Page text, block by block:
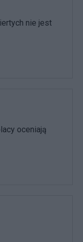
nie jest
oceniają